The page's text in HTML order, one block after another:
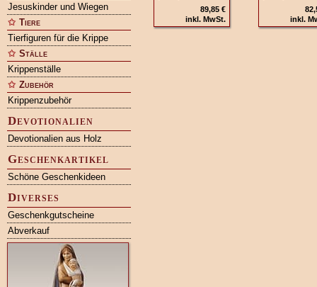
Jesuskinder und Wiegen
Tiere
Tierfiguren für die Krippe
Ställe
Krippenställe
Zubehör
Krippenzubehör
Devotionalien
Devotionalien aus Holz
Geschenkartikel
Schöne Geschenkideen
Diverses
Geschenkgutscheine
Abverkauf
89,85 €
inkl. MwSt.
inkl.